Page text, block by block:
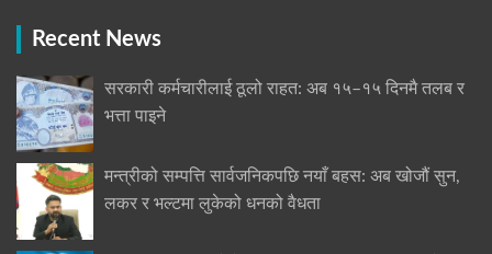
Recent News
सरकारी कर्मचारीलाई ठूलो राहत: अब १५–१५ दिनमै तलब र
भत्ता पाइने
मन्त्रीको सम्पत्ति सार्वजनिकपछि नयाँ बहस: अब खोजौं सुन,
लकर र भल्टमा लुकेको धनको वैधता